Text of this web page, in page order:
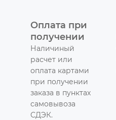
Оплата при
получении
Наличиный
расчет или
оплата картами
при получении
заказа в пунктах
самовывоза
СДЭК.